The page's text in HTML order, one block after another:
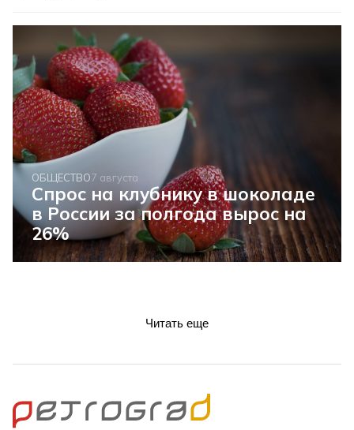
ОБЩЕСТВО7 августа
Спрос на клубнику в шоколаде
в России за полгода вырос на
26%
Читать еще